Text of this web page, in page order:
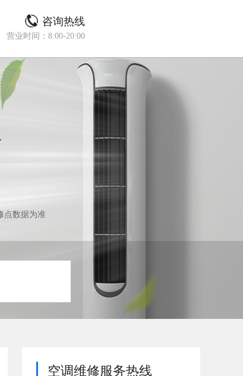
咨询热线
营业时间：8:00-20:00
点数据为准
空调维修服务热线